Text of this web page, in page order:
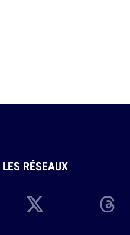
LES RÉSEAUX